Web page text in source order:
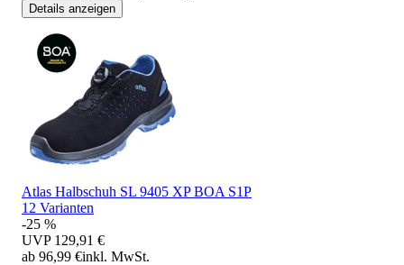
Details anzeigen
Atlas Halbschuh SL 9405 XP BOA S1P
12 Varianten
-25 %
UVP 129,91 €
ab 96,99 €inkl. MwSt.